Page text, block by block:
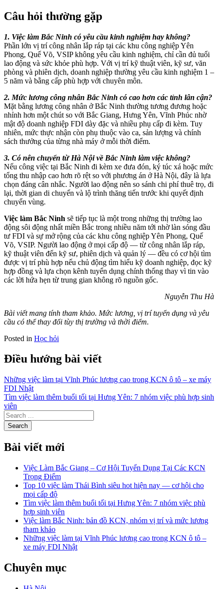
Câu hỏi thường gặp
1. Việc làm Bắc Ninh có yêu cầu kinh nghiệm hay không?
Phần lớn vị trí công nhân lắp ráp tại các khu công nghiệp Yên
Phong, Quế Võ, VSIP không yêu cầu kinh nghiệm, chỉ cần đủ tuổi
lao động và sức khỏe phù hợp. Với vị trí kỹ thuật viên, kỹ sư, văn
phòng và phiên dịch, doanh nghiệp thường yêu cầu kinh nghiệm 1 –
5 năm và bằng cấp phù hợp với chuyên môn.
2. Mức lương công nhân Bắc Ninh có cao hơn các tỉnh lân cận?
Mặt bằng lương công nhân ở Bắc Ninh thường tương đương hoặc
nhỉnh hơn một chút so với Bắc Giang, Hưng Yên, Vĩnh Phúc nhờ
mật độ doanh nghiệp FDI dày đặc và nhiều phụ cấp đi kèm. Tuy
nhiên, mức thực nhận còn phụ thuộc vào ca, sản lượng và chính
sách thưởng của từng nhà máy ở mỗi thời điểm.
3. Có nên chuyển từ Hà Nội về Bắc Ninh làm việc không?
Nếu công việc tại Bắc Ninh đi kèm xe đưa đón, ký túc xá hoặc mức
tổng thu nhập cao hơn rõ rệt so với phương án ở Hà Nội, đây là lựa
chọn đáng cân nhắc. Người lao động nên so sánh chi phí thuê trọ, đi
lại, thời gian di chuyển và lộ trình thăng tiến trước khi quyết định
chuyển vùng.
Việc làm Bắc Ninh sẽ tiếp tục là một trong những thị trường lao
động sôi động nhất miền Bắc trong nhiều năm tới nhờ làn sóng đầu
tư FDI và sự mở rộng của các khu công nghiệp Yên Phong, Quế
Võ, VSIP. Người lao động ở mọi cấp độ — từ công nhân lắp ráp,
kỹ thuật viên đến kỹ sư, phiên dịch và quản lý — đều có cơ hội tìm
được vị trí phù hợp nếu chủ động tìm hiểu kỹ doanh nghiệp, đọc kỹ
hợp đồng và lựa chọn kênh tuyển dụng chính thống thay vì tin vào
các lời hứa hẹn từ trung gian không rõ nguồn gốc.
Nguyễn Thu Hà
Bài viết mang tính tham khảo. Mức lương, vị trí tuyển dụng và yêu
cầu có thể thay đổi tùy thị trường và thời điểm.
Posted in Học hỏi
Điều hướng bài viết
Những việc làm tại Vĩnh Phúc lương cao trong KCN ô tô – xe máy
FDI Nhật
Tìm việc làm thêm buổi tối tại Hưng Yên: 7 nhóm việc phù hợp sinh
viên
Bài viết mới
Việc Làm Bắc Giang – Cơ Hội Tuyển Dụng Tại Các KCN
Trọng Điểm
Top 10 việc làm Thái Bình siêu hot hiện nay — cơ hội cho
mọi cấp độ
Tìm việc làm thêm buổi tối tại Hưng Yên: 7 nhóm việc phù
hợp sinh viên
Việc làm Bắc Ninh: bản đồ KCN, nhóm vị trí và mức lương
tham khảo
Những việc làm tại Vĩnh Phúc lương cao trong KCN ô tô –
xe máy FDI Nhật
Chuyên mục